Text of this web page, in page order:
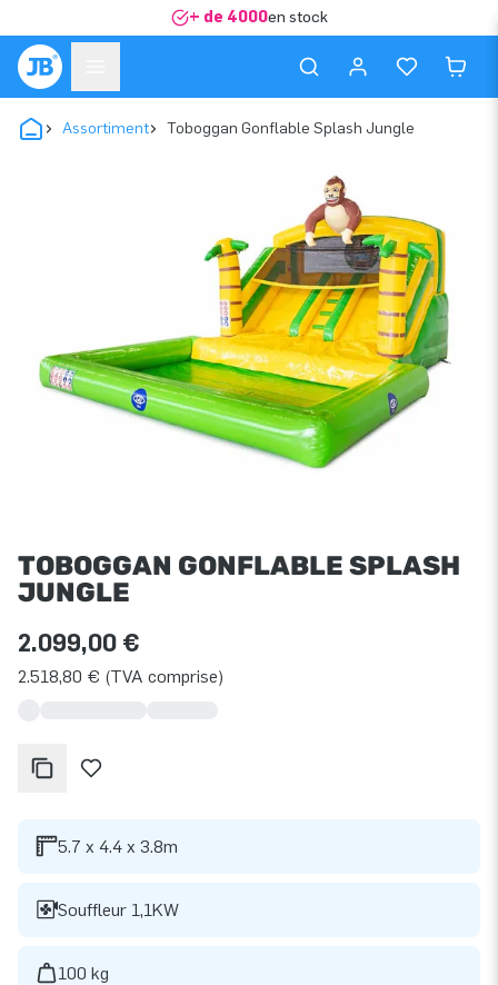
+ de 4000en stock
Assortiment Toboggan Gonflable Splash Jungle
TOBOGGAN GONFLABLE SPLASH
JUNGLE
2.099,00 €
2.518,80 € (TVA comprise)
5.7 x 4.4 x 3.8m
Souffleur 1,1KW
100 kg